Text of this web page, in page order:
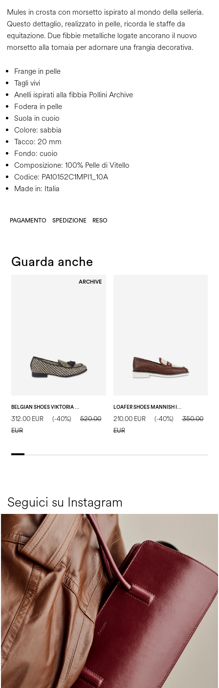
Mules in crosta con morsetto ispirato al mondo della selleria.
Questo dettaglio, realizzato in pelle, ricorda le staffe da
equitazione. Due fibbie metalliche logate ancorano il nuovo
morsetto alla tomaia per adornare una frangia decorativa.
Frange in pelle
Tagli vivi
Anelli ispirati alla fibbia Pollini Archive
Fodera in pelle
Suola in cuoio
Colore: sabbia
Tacco: 20 mm
Fondo: cuoio
Composizione: 100% Pelle di Vitello
Codice: PA10152C1MPI1_10A
Made in: Italia
PAGAMENTO SPEDIZIONE RESO
Guarda anche
ARCHIVE
BELGIAN SHOES VIKTORIA IN RAFIA BEIGE-NERO/NERO
312.00 EUR (-40%)
520.00
EUR
LOAFER SHOES MANNISH IN VITELLO NATURAL/LEGNO
210.00 EUR (-40%)
350.00
EUR
Seguici su Instagram
Classy, sassy, trendy - the new Pollini Lady Bag is ...